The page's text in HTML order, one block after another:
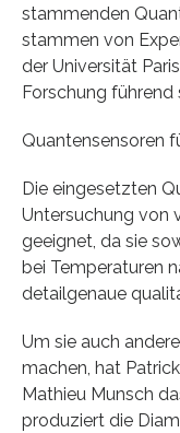
stammenden
stammen von
der Universität
Forschung führend
Quantensensoren
Die eingesetzten
Untersuchung von
geeignet, da sie
bei Temperaturen
detailgenaue
Um sie auch
machen, hat
Mathieu Munsch
produziert die